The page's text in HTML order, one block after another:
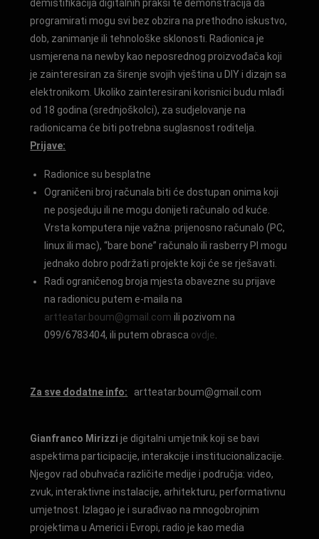
demistifikacija digitalnih praksi te demonstracija da
programirati mogu svi bez obzira na prethodno iskustvo,
dob, zanimanje ili tehnološke sklonosti. Radionica je
usmjerena na newby kao neposrednog proizvođača koji
je zainteresiran za širenje svojih vještina u DIY i dizajn sa
elektronikom. Ukoliko zainteresirani korisnici budu mlađi
od 18 godina (srednjoškolci), za sudjelovanje na
radionicama će biti potrebna suglasnost roditelja.
Prijave:
Radionice su besplatne
Ograničeni broj računala biti će dostupan onima koji
ne posjeduju ili ne mogu donijeti računalo od kuće.
Vrsta komputera nije važna: prijenosno računalo (PC,
linux ili mac), “bare bone” računalo ili rasberry PI mogu
jednako dobro podržati projekte koji će se rješavati.
Radi ograničenog broja mjesta obavezne su prijave
na radionicu putem e-maila na
artteatar.boum@gmail.com ili pozivom na
099/6783404, ili putem obrasca ovdje
Za sve dodatne info: artteatar.boum@gmail.com
Gianfranco Mirizzi je digitalni umjetnik koji se bavi
aspektima participacije, interakcije i institucionalizacije.
Njegov rad obuhvaća različite medije i područja: video,
zvuk, interaktivne instalacije, arhitekturu, performativnu
umjetnost. Izlagao je i surađivao na mnogobrojnim
projektima u Americi i Evropi, radio je kao media